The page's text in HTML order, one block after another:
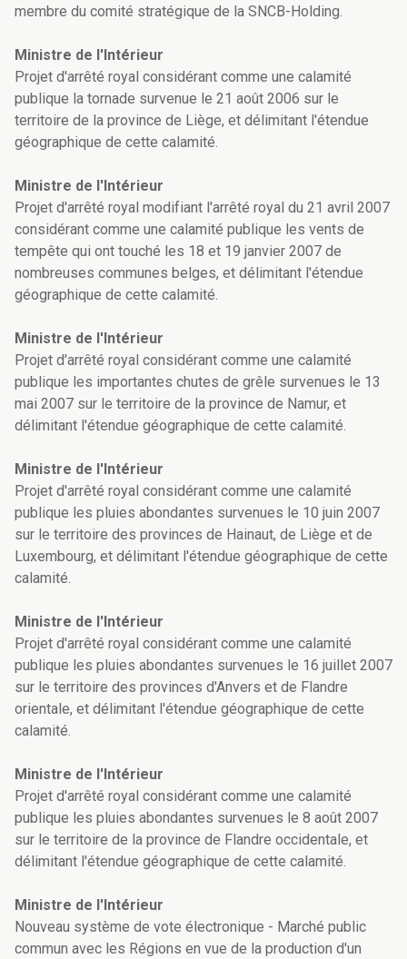
membre du comité stratégique de la SNCB-Holding.
Ministre de l'Intérieur
Projet d'arrêté royal considérant comme une calamité
publique la tornade survenue le 21 août 2006 sur le
territoire de la province de Liège, et délimitant l'étendue
géographique de cette calamité.
Ministre de l'Intérieur
Projet d'arrêté royal modifiant l'arrêté royal du 21 avril 2007
considérant comme une calamité publique les vents de
tempête qui ont touché les 18 et 19 janvier 2007 de
nombreuses communes belges, et délimitant l'étendue
géographique de cette calamité.
Ministre de l'Intérieur
Projet d'arrêté royal considérant comme une calamité
publique les importantes chutes de grêle survenues le 13
mai 2007 sur le territoire de la province de Namur, et
délimitant l'étendue géographique de cette calamité.
Ministre de l'Intérieur
Projet d'arrêté royal considérant comme une calamité
publique les pluies abondantes survenues le 10 juin 2007
sur le territoire des provinces de Hainaut, de Liège et de
Luxembourg, et délimitant l'étendue géographique de cette
calamité.
Ministre de l'Intérieur
Projet d'arrêté royal considérant comme une calamité
publique les pluies abondantes survenues le 16 juillet 2007
sur le territoire des provinces d'Anvers et de Flandre
orientale, et délimitant l'étendue géographique de cette
calamité.
Ministre de l'Intérieur
Projet d'arrêté royal considérant comme une calamité
publique les pluies abondantes survenues le 8 août 2007
sur le territoire de la province de Flandre occidentale, et
délimitant l'étendue géographique de cette calamité.
Ministre de l'Intérieur
Nouveau système de vote électronique - Marché public
commun avec les Régions en vue de la production d'un